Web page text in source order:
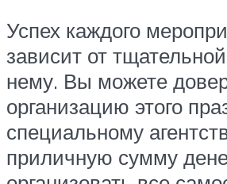
Успех каждого
зависит от
нему. Вы можете
организацию этого
специальному
приличную сумму